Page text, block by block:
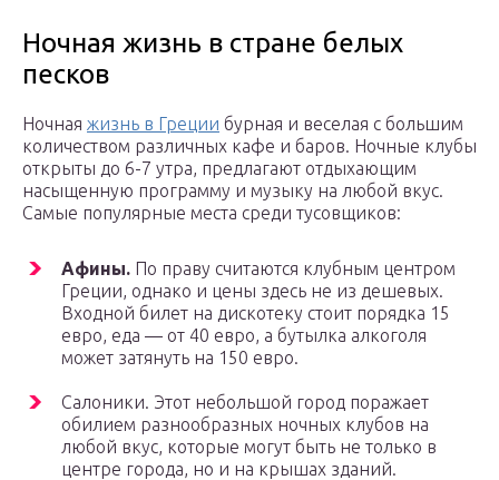
Ночная жизнь в стране белых
песков
Ночная жизнь в Греции бурная и веселая с большим
количеством различных кафе и баров. Ночные клубы
открыты до 6-7 утра, предлагают отдыхающим
насыщенную программу и музыку на любой вкус.
Самые популярные места среди тусовщиков:
Афины. По праву считаются клубным центром
Греции, однако и цены здесь не из дешевых.
Входной билет на дискотеку стоит порядка 15
евро, еда — от 40 евро, а бутылка алкоголя
может затянуть на 150 евро.
Салоники. Этот небольшой город поражает
обилием разнообразных ночных клубов на
любой вкус, которые могут быть не только в
центре города, но и на крышах зданий.